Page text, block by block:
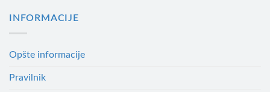
INFORMACIJE
Opšte informacije
Pravilnik